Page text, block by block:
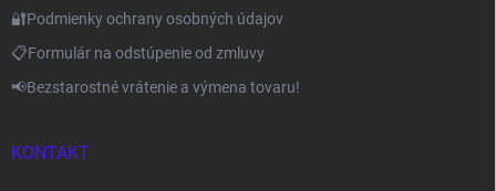
🔐Podmienky ochrany osobných údajov
📋Formulár na odstúpenie od zmluvy
📢Bezstarostné vrátenie a výmena tovaru!
KONTAKT